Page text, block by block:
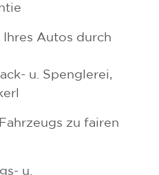
Autos durch
u. Spenglerei,
zu fairen
u.